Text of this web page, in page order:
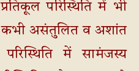
परिस्थिति में भी
कभी असंतुलित व अशांत
में सामंजस्य